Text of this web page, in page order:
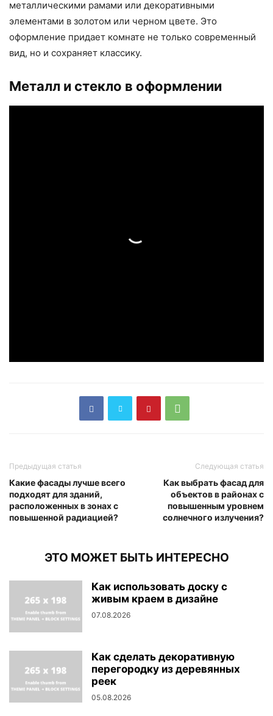
металлическими рамами или декоративными
элементами в золотом или черном цвете. Это
оформление придает комнате не только современный
вид, но и сохраняет классику.
Металл и стекло в оформлении
Предыдущая статья
Какие фасады лучше всего
подходят для зданий,
расположенных в зонах с
повышенной радиацией?
Следующая статья
Как выбрать фасад для
объектов в районах с
повышенным уровнем
солнечного излучения?
ЭТО МОЖЕТ БЫТЬ ИНТЕРЕСНО
Как использовать доску с
живым краем в дизайне
07.08.2026
Как сделать декоративную
перегородку из деревянных
реек
05.08.2026